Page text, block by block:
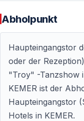
Häufig gestellte
Ist die Abholung
inklusive
die Abholung
allen Hotels in
enthalten
Abholpunkt
Haupteingangstor
oder der
"Troy" -Tanzshow
KEMER ist der
Haupteingangstor
Hotels in KEMER.